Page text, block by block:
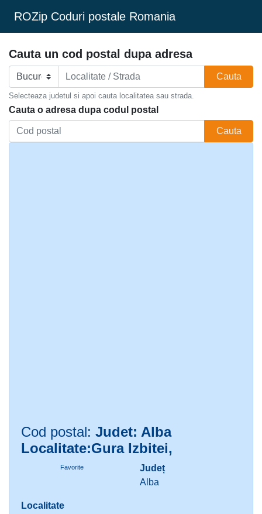
ROZip Coduri postale Romania
Cauta un cod postal dupa adresa
Cauta
Selecteaza judetul si apoi cauta localitatea sau strada.
Cauta o adresa dupa codul postal
Cauta
Cod postal: Judet: Alba
Localitate:Gura Izbitei,
Favorite
Județ
Alba
Localitate